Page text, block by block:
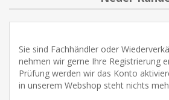
Sie sind Fachhändler oder
nehmen wir gerne Ihre Registrierung
Prüfung werden wir das Konto
in unserem Webshop steht nichts